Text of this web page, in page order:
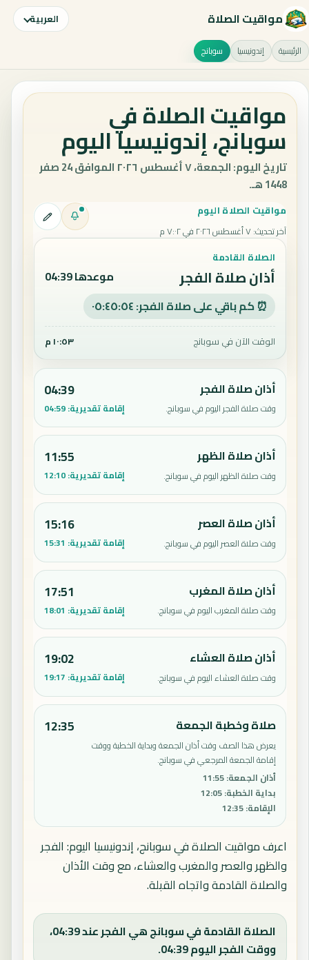
مواقيت الصلاة العربية
الرئيسية إندونيسيا سوبانج
مواقيت الصلاة في
سوبانج، إندونيسيا اليوم
تاريخ اليوم: الجمعة، ٧ أغسطس ٢٠٢٦ الموافق 24 صفر
1448 هـ.
مواقيت الصلاة اليوم
آخر تحديث:٧ أغسطس ٢٠٢٦ في ٧:٠٢ م
الصلاة القادمة
أذان صلاة الفجر موعدها 04:39
⏰ كم باقي على صلاة الفجر: ٠٥:٤٥:٥٣
الوقت الآن في سوبانج ١٠:٥٣ م
أذان صلاة الفجر
وقت صلاة الفجر اليوم في سوبانج.
04:39
إقامة تقديرية:04:59
أذان صلاة الظهر
وقت صلاة الظهر اليوم في سوبانج.
11:55
إقامة تقديرية:12:10
أذان صلاة العصر
وقت صلاة العصر اليوم في سوبانج.
15:16
إقامة تقديرية: 15:31
أذان صلاة المغرب
وقت صلاة المغرب اليوم في سوبانج.
17:51
إقامة تقديرية: 18:01
أذان صلاة العشاء
وقت صلاة العشاء اليوم في سوبانج.
19:02
إقامة تقديرية: 19:17
صلاة وخطبة الجمعة
يعرض هذا الصف وقت أذان الجمعة وبداية الخطبة ووقت
إقامة الجمعة المرجعي في سوبانج.
أذان الجمعة:
11:55
بداية الخطبة:
12:05
الإقامة:
12:35
12:35
اعرف مواقيت الصلاة في سوبانج، إندونيسيا اليوم: الفجر
والظهر والعصر والمغرب والعشاء، مع وقت الأذان
والصلاة القادمة واتجاه القبلة.
الصلاة القادمة في سوبانج هي الفجر عند 04:39،
ووقت الفجر اليوم 04:39.